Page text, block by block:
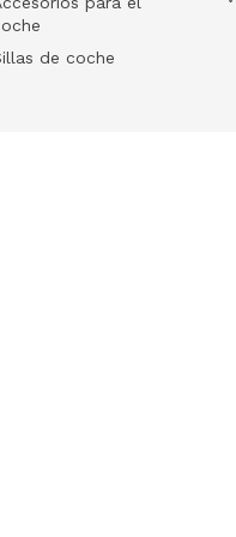
de coche